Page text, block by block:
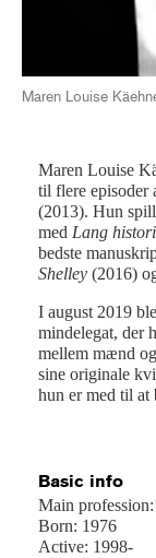
Maren Louise
Maren Louise
til flere episoder
(2013). Hun
med Lang
bedste
Shelley (2016)
I august 2019
mindelegat, der
mellem mænd
sine originale
hun er med til
Basic info
Main
Born: 1976
Active: 1998-